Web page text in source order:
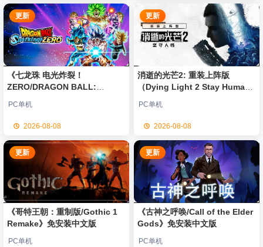
更新
《七龙珠 电光炸裂！
ZERO/DRAGON BALL:
PC单机
2026-08-08
更新
消逝的光芒2: 重装上阵版
（Dying Light 2 Stay Human:
PC单机
2026-08-08
更新
《哥特王朝：重制版/Gothic 1
Remake》免安装中文版
PC单机
更新
《古神之呼唤/Call of the Elder
Gods》免安装中文版
PC单机